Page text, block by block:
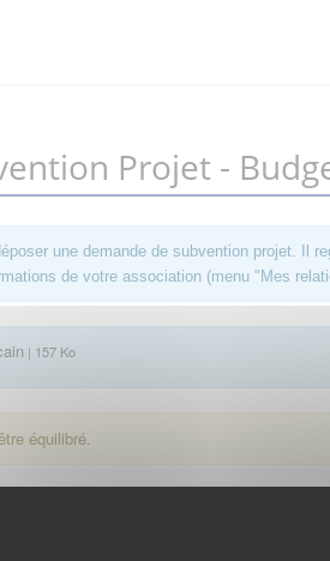
Projet -
une demande de subvention projet. Il
de votre association (menu "Mes
| 157 Ko
équilibré.
est pas autorisé. Afin d'y avoir accès, vous